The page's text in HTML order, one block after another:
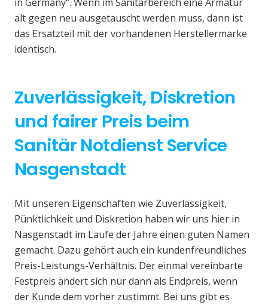
alt gegen neu ausgetauscht werden muss, dann ist
das Ersatzteil mit der vorhandenen Herstellermarke
identisch.
Zuverlässigkeit, Diskretion
und fairer Preis beim
Sanitär Notdienst Service
Nasgenstadt
Mit unseren Eigenschaften wie Zuverlässigkeit,
Pünktlichkeit und Diskretion haben wir uns hier in
Nasgenstadt im Laufe der Jahre einen guten Namen
gemacht. Dazu gehört auch ein kundenfreundliches
Preis-Leistungs-Verhältnis. Der einmal vereinbarte
Festpreis ändert sich nur dann als Endpreis, wenn
der Kunde dem vorher zustimmt. Bei uns gibt es